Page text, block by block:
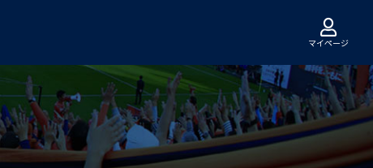
マイページ